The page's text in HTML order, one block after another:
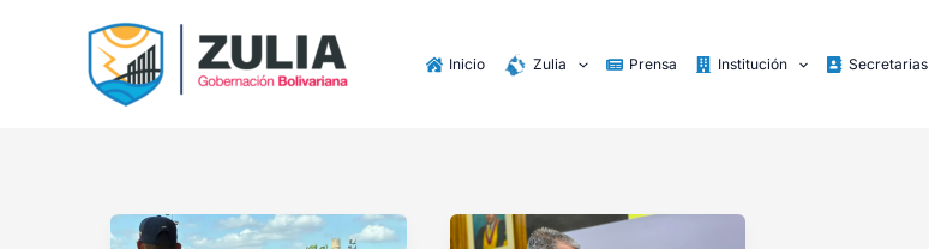
contenido
Inicio Zulia Prensa Institución Secretarias